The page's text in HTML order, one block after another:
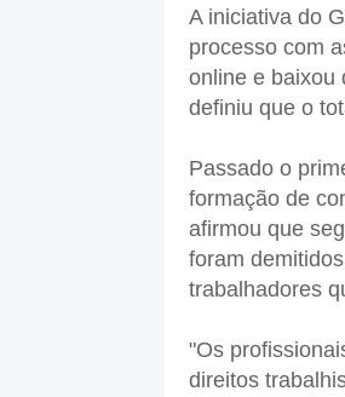
A iniciativa do
processo com
online e baixou
definiu que o
Passado o
formação de
afirmou que
foram
trabalhadores
"Os
direitos